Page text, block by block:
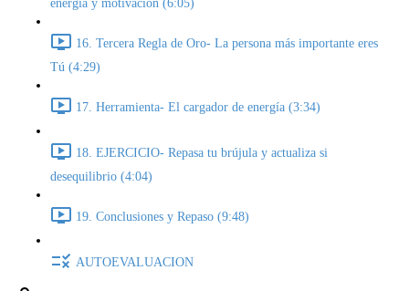
energía y motivación (6:05)
16. Tercera Regla de Oro- La persona más importante eres
Tú (4:29)
17. Herramienta- El cargador de energía (3:34)
18. EJERCICIO- Repasa tu brújula y actualiza si
desequilibrio (4:04)
19. Conclusiones y Repaso (9:48)
AUTOEVALUACION